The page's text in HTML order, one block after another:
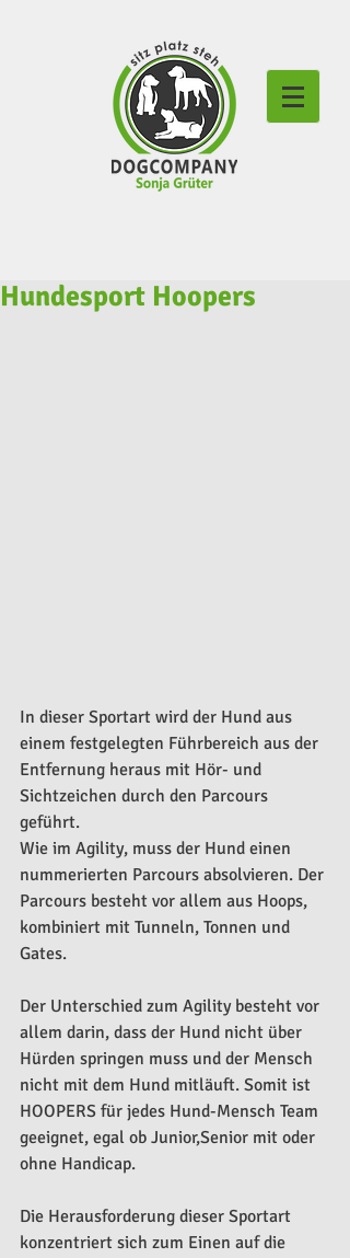
Hundesport Hoopers
In dieser Sportart wird der Hund aus
einem festgelegten Führbereich aus der
Entfernung heraus mit Hör- und
Sichtzeichen durch den Parcours
geführt.
Wie im Agility, muss der Hund einen
nummerierten Parcours absolvieren. Der
Parcours besteht vor allem aus Hoops,
kombiniert mit Tunneln, Tonnen und
Gates.
Der Unterschied zum Agility besteht vor
allem darin, dass der Hund nicht über
Hürden springen muss und der Mensch
nicht mit dem Hund mitläuft. Somit ist
HOOPERS für jedes Hund-Mensch Team
geeignet, egal ob Junior,Senior mit oder
ohne Handicap.
Die Herausforderung dieser Sportart
konzentriert sich zum Einen auf die